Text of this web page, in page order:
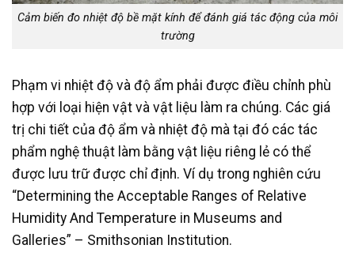
Cảm biến đo nhiệt độ bề mặt kính để đánh giá tác động của môi
trường
Phạm vi nhiệt độ và độ ẩm phải được điều chỉnh phù
hợp với loại hiện vật và vật liệu làm ra chúng. Các giá
trị chi tiết của độ ẩm và nhiệt độ mà tại đó các tác
phẩm nghệ thuật làm bằng vật liệu riêng lẻ có thể
được lưu trữ được chỉ định. Ví dụ trong nghiên cứu
“Determining the Acceptable Ranges of Relative
Humidity And Temperature in Museums and
Galleries” – Smithsonian Institution.